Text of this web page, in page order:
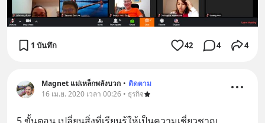
1 บันทึก 42 4 4
Magnet แม่เหล็กพลังบวก • ติดตาม
16 เม.ย. 2020 เวลา 00:26 • ธุรกิจ